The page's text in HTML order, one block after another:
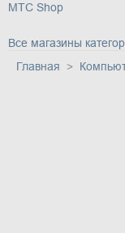
МТС Shop
Все магазины
Главная